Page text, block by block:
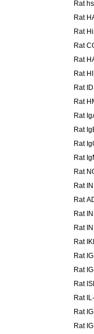
Rat
Rat
Rat
Rat
Rat
Rat
Rat
Rat
Rat
Rat
Rat
Rat
Rat
Rat
Rat
Rat
Rat
Rat
Rat
Rat
Rat
Rat
Rat
Rat